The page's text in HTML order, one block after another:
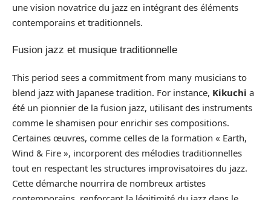
une vision novatrice du jazz en intégrant des éléments
contemporains et traditionnels.
Fusion jazz et musique traditionnelle
This period sees a commitment from many musicians to
blend jazz with Japanese tradition. For instance, Kikuchi a
été un pionnier de la fusion jazz, utilisant des instruments
comme le shamisen pour enrichir ses compositions.
Certaines œuvres, comme celles de la formation « Earth,
Wind & Fire », incorporent des mélodies traditionnelles
tout en respectant les structures improvisatoires du jazz.
Cette démarche nourrira de nombreux artistes